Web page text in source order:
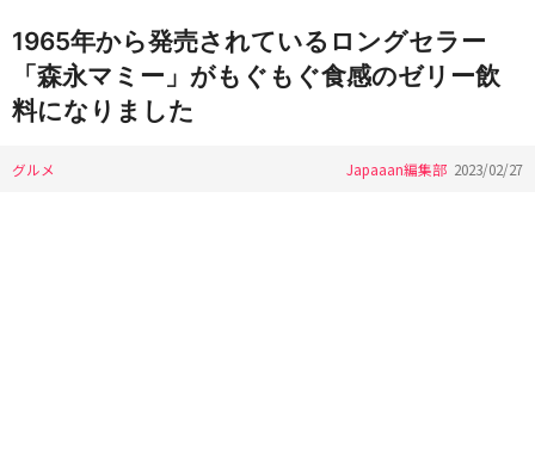
1965年から発売されているロングセラー
「森永マミー」がもぐもぐ食感のゼリー飲
料になりました
グルメ Japaaan編集部 2023/02/27